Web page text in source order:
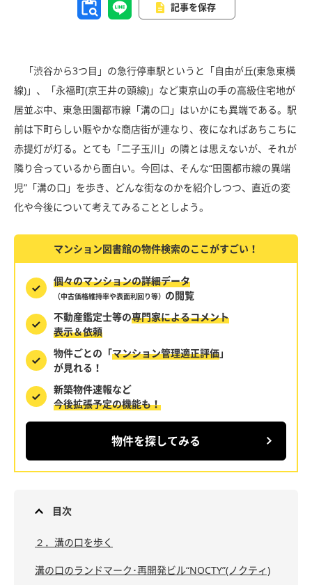
記事を保存
「渋谷から3つ目」の急行停車駅というと「自由が丘(東急東横
線)」、「永福町(京王井の頭線)」など東京山の手の高級住宅地が
居並ぶ中、東急田園都市線「溝の口」はいかにも異端である。駅
前は下町らしい賑やかな商店街が連なり、夜になればあちこちに
赤提灯が灯る。とても「二子玉川」の隣とは思えないが、それが
隣り合っているから面白い。今回は、そんな“田園都市線の異端
児”「溝の口」を歩き、どんな街なのかを紹介しつつ、直近の変
化や今後について考えてみることとしよう。
マンション図書館の物件検索のここがすごい！
個々のマンションの詳細データ
（中古価格維持率や表面利回り等） の閲覧
不動産鑑定士等の専門家によるコメント
表示＆依頼
物件ごとの「マンション管理適正評価」
が見れる！
新築物件速報など
今後拡張予定の機能も！
物件を探してみる
目次
２．溝の口を歩く
溝の口のランドマーク･再開発ビル“NOCTY”(ノクティ)